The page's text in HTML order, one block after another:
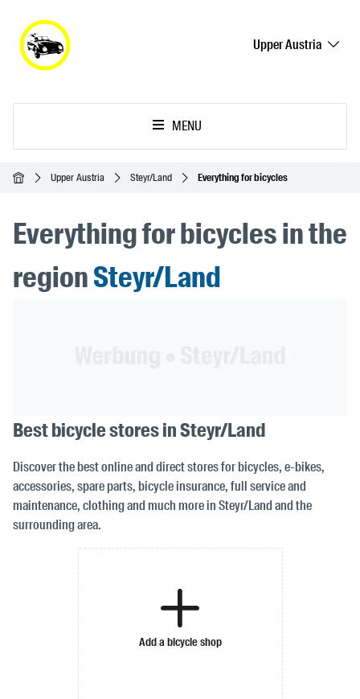
Upper Austria
MENU
HomepageUpper Austria Steyr/Land Everything for bicycles
Everything for bicycles in the
regionSteyr/Land
Best bicycle stores in Steyr/Land
Discover the best online and direct stores for bicycles, e-bikes,
accessories, spare parts, bicycle insurance, full service and
maintenance, clothing and much more in Steyr/Land and the
surrounding area.
Add a bicycle shop